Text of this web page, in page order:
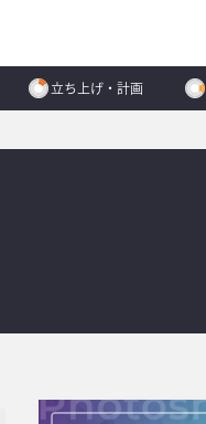
立ち上げ・計画